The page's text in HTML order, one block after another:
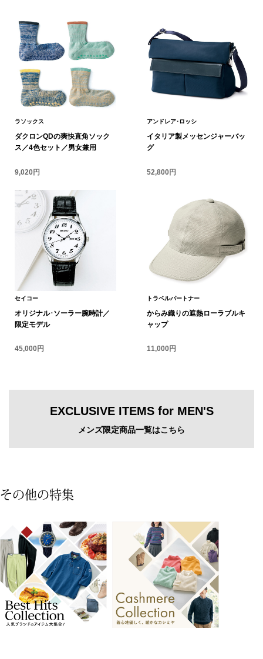
アクセサリー
ン雑貨
集
ビー
ク
ーブルウェア
シューズ
スリップオン
レースアップ
サンダル
その他
財布／小物
ネックレス
ブレスレット
その他
ラソックス
ダクロンQDの爽快直角ソック
ス／4色セット／男女兼用
9,020円
アンドレア･ロッシ
イタリア製メッセンジャーバッ
グ
52,800円
セイコー
オリジナル･ソーラー腕時計／
限定モデル
45,000円
トラベルパートナー
からみ織りの遮熱ローラブルキ
ャップ
11,000円
EXCLUSIVE ITEMS for MEN'S
メンズ限定商品一覧はこちら
ビアスポ
マイクロフト･撥水パーカ／限定
モデル
グラングリ
レース使い撥水コート
その他の特集